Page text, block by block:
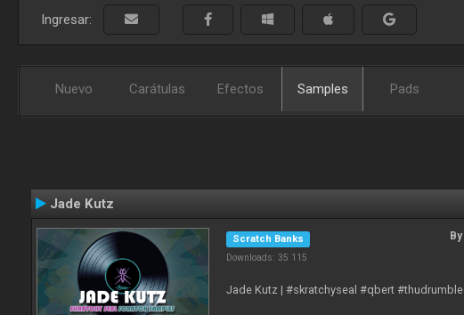
Ingresar:
Nuevo Carátulas Efectos Samples Pads
Jade Kutz
Scratch Banks
Downloads: 35 115
By
Jade Kutz | #skratchyseal #qbert #thudrumble